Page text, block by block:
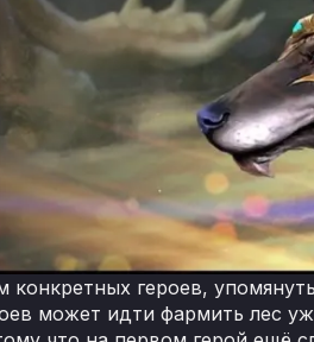
конкретных героев,
может идти фармить лес